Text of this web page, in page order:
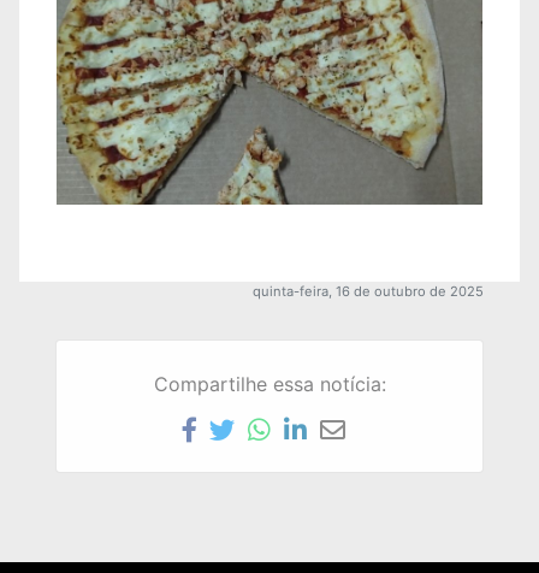
quinta-feira, 16 de outubro de 2025
Compartilhe essa notícia: